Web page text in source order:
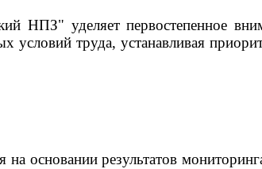
НПЗ" уделяет первостепенное
условий труда, устанавливая
на основании результатов